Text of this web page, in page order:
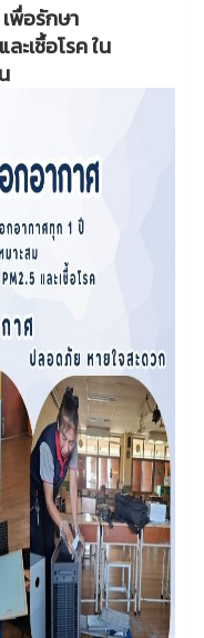
พื่อรักษา
ะเชื้อโรค ใน